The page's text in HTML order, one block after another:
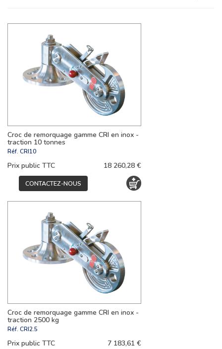
Croc de remorquage gamme CRI en inox -
traction 10 tonnes
Réf. CRI10
Prix public TTC 18 260,28 €
CONTACTEZ-NOUS
Croc de remorquage gamme CRI en inox -
traction 2500 kg
Réf. CRI2.5
Prix public TTC 7 183,61 €